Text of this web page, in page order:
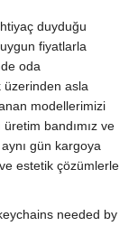
duyduğu
fiyatlarla
oda
üzerinden asla
modellerimizi
bandımız ve
gün kargoya
estetik çözümlerle
needed by